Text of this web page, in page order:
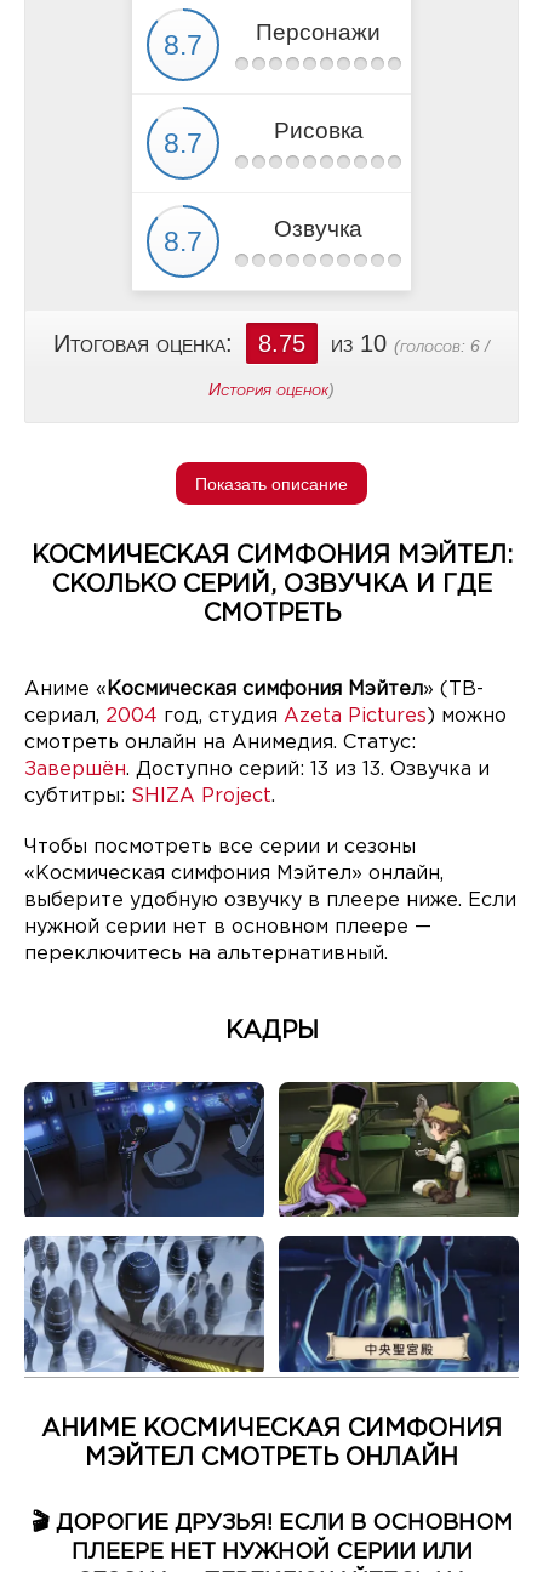
Персонажи
Рисовка
Озвучка
Итоговая оценка: 8.75 из 10 (голосов: 6 /
История оценок)
Показать описание
КОСМИЧЕСКАЯ СИМФОНИЯ МЭЙТЕЛ:
СКОЛЬКО СЕРИЙ, ОЗВУЧКА И ГДЕ
СМОТРЕТЬ
Аниме « Космическая симфония Мэйтел» (ТВ-
сериал, 2004 год, студия Azeta Pictures ) можно
смотреть онлайн на Анимедия. Статус:
Завершён. Доступно серий: 13 из 13. Озвучка и
субтитры: SHIZA Project.
Чтобы посмотреть все серии и сезоны
«Космическая симфония Мэйтел» онлайн,
выберите удобную озвучку в плеере ниже. Если
нужной серии нет в основном плеере —
переключитесь на альтернативный.
КАДРЫ
АНИМЕ КОСМИЧЕСКАЯ СИМФОНИЯ
МЭЙТЕЛ СМОТРЕТЬ ОНЛАЙН
🎬 ДОРОГИЕ ДРУЗЬЯ! ЕСЛИ В ОСНОВНОМ
ПЛЕЕРЕ НЕТ НУЖНОЙ СЕРИИ ИЛИ